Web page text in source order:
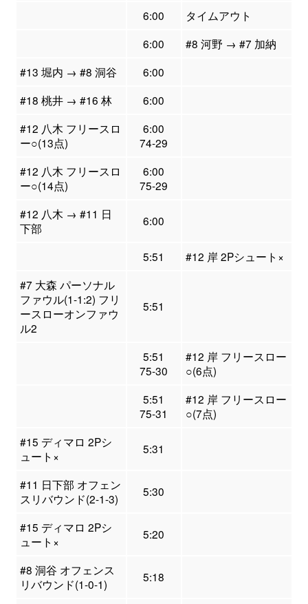
6:00
タイムアウト
6:00
#8 河野 → #7 加納
#13 堀内 → #8 洞谷
6:00
#18 桃井 → #16 林
6:00
#12 八木 フリースロ
ー○(13点)
6:00
74-29
#12 八木 フリースロ
ー○(14点)
6:00
75-29
#12 八木 → #11 日
下部
6:00
5:51
#12 岸 2Pシュート×
#7 大森 パーソナル
ファウル(1-1:2) フリ
ースローオンファウ
ル2
5:51
5:51
75-30
#12 岸 フリースロー
○(6点)
5:51
75-31
#12 岸 フリースロー
○(7点)
#15 ディマロ 2Pシ
ュート×
5:31
#11 日下部 オフェン
スリバウンド(2-1-3)
5:30
#15 ディマロ 2Pシ
ュート×
5:20
#8 洞谷 オフェンス
リバウンド(1-0-1)
5:18